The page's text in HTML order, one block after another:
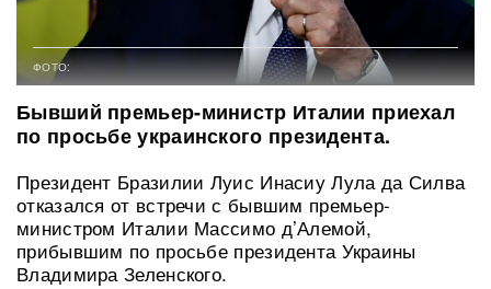
ФОТО:
Бывший премьер-министр Италии приехал
по просьбе украинского президента.
Президент Бразилии Луис Инасиу Лула да Силва
отказался от встречи с бывшим премьер-
министром Италии Массимо д’Алемой,
прибывшим по просьбе президента Украины
Владимира Зеленского.